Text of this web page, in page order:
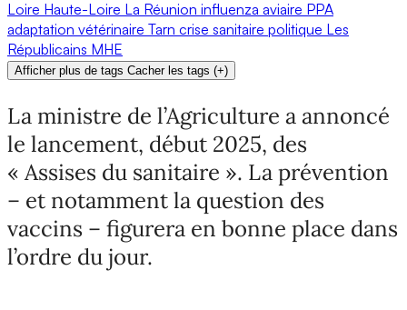
Loire Haute-Loire La Réunion influenza aviaire PPA
adaptation vétérinaire Tarn crise sanitaire politique Les
Républicains MHE
Afficher plus de tags Cacher les tags (+)
La ministre de l’Agriculture a annoncé
le lancement, début 2025, des
« Assises du sanitaire ». La prévention
– et notamment la question des
vaccins – figurera en bonne place dans
l’ordre du jour.